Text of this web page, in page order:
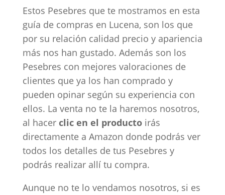
Estos Pesebres que te mostramos en esta
guía de compras en Lucena, son los que
por su relación calidad precio y apariencia
más nos han gustado. Además son los
Pesebres con mejores valoraciones de
clientes que ya los han comprado y
pueden opinar según su experiencia con
ellos. La venta no te la haremos nosotros,
al hacer clic en el productoirás
directamente a Amazon donde podrás ver
todos los detalles de tus Pesebres y
podrás realizar allí tu compra.
Aunque no te lo vendamos nosotros, si es